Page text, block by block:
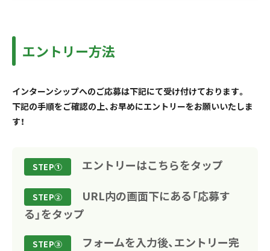
エントリー方法
インターンシップへのご応募は下記にて受け付けております。
下記の手順をご確認の上、お早めにエントリーをお願いいたしま
す！
STEP① エントリーはこちらをタップ
STEP②
URL内の画面下にある「応募す
る」をタップ
STEP③
フォームを入力後、エントリー完